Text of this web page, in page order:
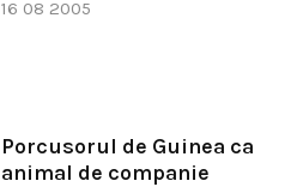
16 08 2005
Porcusorul de Guinea ca
animal de companie